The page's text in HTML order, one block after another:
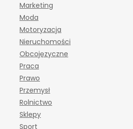
Marketing
Moda
Motoryzacja
Nieruchomości
Obcojęzyczne
Praca
Prawo
Przemysł
Rolnictwo
Sklepy
Sport